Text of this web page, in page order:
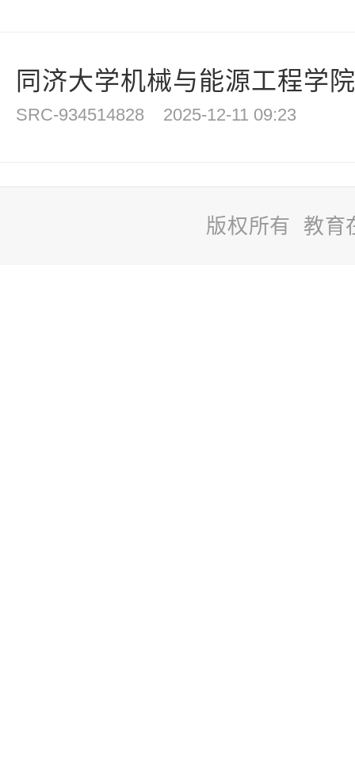
同济大学机械与能源工程学
SRC-934514828 2025-12-11 09:23
版权所有 教育